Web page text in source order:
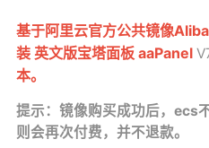
基于阿里云官方公共镜像
装 英文版宝塔面板 aaPanel
本。
提示：镜像购买成功后，ecs
则会再次付费，并不退款。